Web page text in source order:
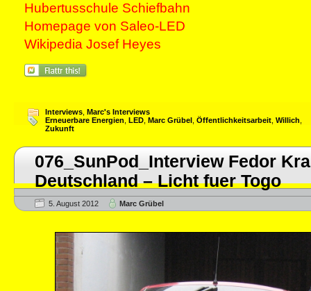
Hubertusschule Schiefbahn
Homepage von Saleo-LED
Wikipedia Josef Heyes
Interviews Marc's Interviews
Erneuerbare Energien LED Marc Grübel Öffentlichkeitsarbeit Willich
Zukunft
076_SunPod_Interview Fedor
Deutschland – Licht fuer Togo
5. August 2012 Marc Grübel